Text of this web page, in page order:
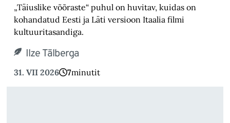
„Täiuslike võõraste“ puhul on huvitav, kuidas on
kohandatud Eesti ja Läti versioon Itaalia filmi
kultuuritasandiga.
Ilze Tālberga
31. VII 2026 7minutit